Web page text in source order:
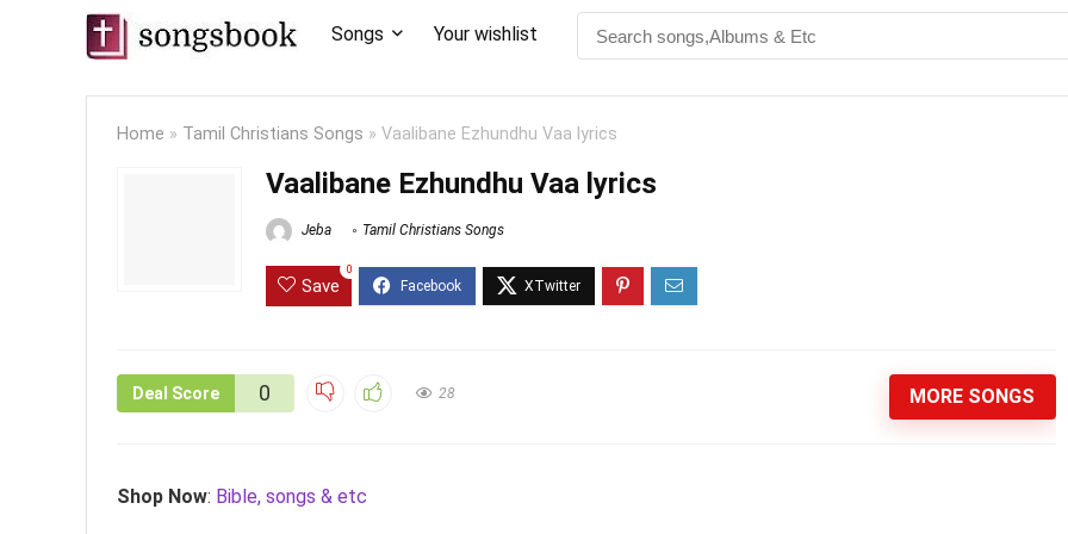
Songs Your wishlist
Home » Tamil Christians Songs » Vaalibane Ezhundhu Vaa lyrics
Vaalibane Ezhundhu Vaa lyrics
Jeba Tamil Christians Songs
Save
0
Deal Score 0 28 MORE SONGS
Shop Now: Bible, songs & etc